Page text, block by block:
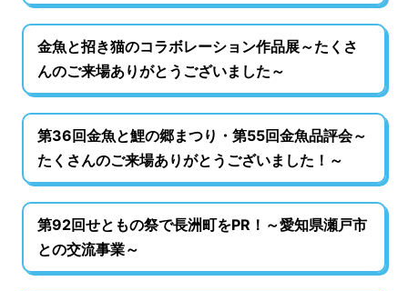
金魚と招き猫のコラボレーション作品展～たくさ
んのご来場ありがとうございました～
第36回金魚と鯉の郷まつり・第55回金魚品評会～
たくさんのご来場ありがとうございました！～
第92回せともの祭で長洲町をPR！～愛知県瀬戸市
との交流事業～